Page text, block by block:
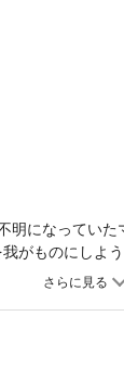
明になってい
がものにしよ
とは…!? 少女